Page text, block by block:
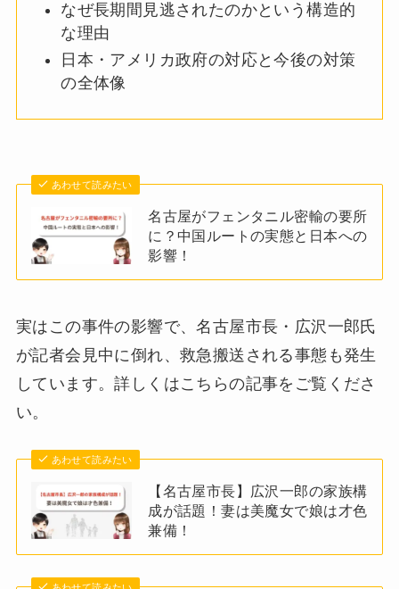
なぜ長期間見逃されたのかという構造的
な理由
日本・アメリカ政府の対応と今後の対策
の全体像
あわせて読みたい
名古屋がフェンタニル密輸の要所
に？中国ルートの実態と日本への
影響！
実はこの事件の影響で、名古屋市長・広沢一郎氏
が記者会見中に倒れ、救急搬送される事態も発生
しています。詳しくはこちらの記事をご覧くださ
い。
あわせて読みたい
【名古屋市長】広沢一郎の家族構
成が話題！妻は美魔女で娘は才色
兼備！